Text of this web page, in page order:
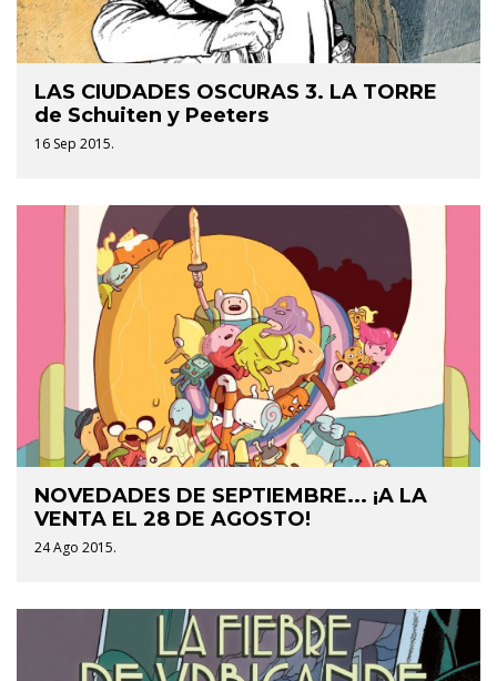
LAS CIUDADES OSCURAS 3. LA TORRE
de Schuiten y Peeters
16 Sep 2015.
NOVEDADES DE SEPTIEMBRE... ¡A LA
VENTA EL 28 DE AGOSTO!
24 Ago 2015.